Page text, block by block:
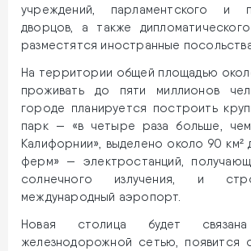
учреждений, парламентского и
дворцов, а также
разместятся иностранные
На территории общей площадью
проживать до пяти миллионов
городе планируется построить
парк — «в четыре раза больше,
Калифорнии», выделено около 90 км²
ферм» — электростанций,
солнечного излучения, и
международный аэропорт.
Новая столица будет
железнодорожной сетью, появится